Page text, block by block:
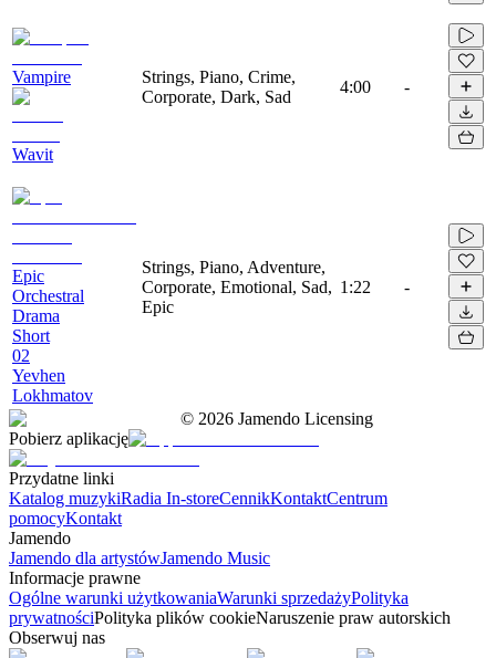
Vampire
Wavit
Strings, Piano, Crime,
Corporate, Dark, Sad
4:00 -
Epic
Orchestral
Drama
Short
02
Yevhen
Lokhmatov
Strings, Piano, Adventure,
Corporate, Emotional, Sad,
Epic
1:22 -
© 2026 Jamendo Licensing
Pobierz aplikację
Przydatne linki
Katalog muzykiRadia In-storeCennikKontaktCentrum
pomocyKontakt
Jamendo
Jamendo dla artystówJamendo Music
Informacje prawne
Ogólne warunki użytkowaniaWarunki sprzedażyPolityka
prywatnościPolityka plików cookieNaruszenie praw autorskich
Obserwuj nas